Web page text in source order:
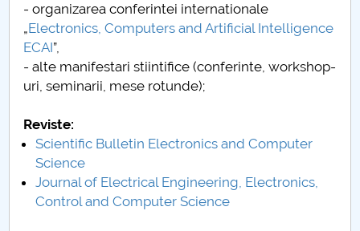
Public relations
International Relations
PNRR
Proiect(PRIM STUD)
Proiect SU-ETIC
Personal data protection
- organizarea conferintei internationale
„Electronics, Computers and Artificial Intelligence
ECAI”,
- alte manifestari stiintifice (conferinte, workshop-
uri, seminarii, mese rotunde);
Reviste:
Scientific Bulletin Electronics and Computer
Science
Journal of Electrical Engineering, Electronics,
Control and Computer Science